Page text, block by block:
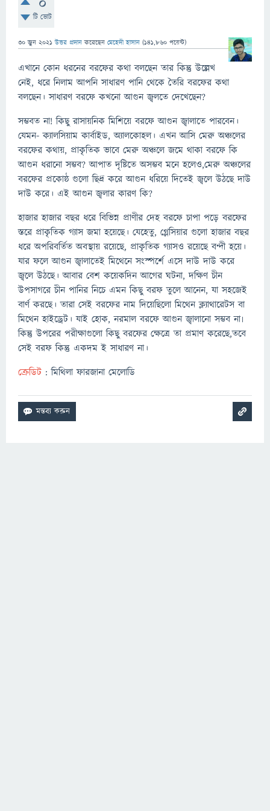
টি ভোট
30 জুন 2021 উত্তর প্রদান করেছেন মেহেদী হাসান (141,860 পয়েন্ট)
এখানে কোন ধরনের বরফের কথা বলছেন তার কিন্তু উল্লেখ
নেই, ধরে নিলাম আপনি সাধারণ পানি থেকে তৈরি বরফের কথা
বলছেন। সাধারণ বরফে কখনো আগুন জ্বলতে দেখেছেন?
সম্ভবত না! কিছু রাসায়নিক মিশিয়ে বরফে আগুন জ্বালাতে পারবেন।
যেমন- ক্যালসিয়াম কার্বাইড, অ্যালকোহল। এখন আসি মেরু অঞ্চলের
বরফের কথায়, প্রাকৃতিক ভাবে মেরু অঞ্চলে জমে থাকা বরফে কি
আগুন ধরানো সম্ভব? আপাত দৃষ্টিতে অসম্ভব মনে হলেও,মেরু অঞ্চলের
বরফের প্রকোষ্ঠ গুলো ছিদ্র করে আগুন ধরিয়ে দিতেই জ্বলে উঠছে দাউ
দাউ করে। এই আগুন জ্বলার কারণ কি?
হাজার হাজার বছর ধরে বিভিন্ন প্রাণীর দেহ বরফে চাপা পড়ে বরফের
স্তরে প্রাকৃতিক গ্যাস জমা হয়েছে। যেহেতু, গ্লেসিয়ার গুলো হাজার বছর
ধরে অপরিবর্তিত অবস্থায় রয়েছে, প্রাকৃতিক গ্যাসও রয়েছে বন্দী হয়ে।
যার ফলে আগুন জ্বালাতেই মিথেনে সংস্পর্শে এসে দাউ দাউ করে
জ্বলে উঠছে। আবার বেশ কয়েকদিন আগের ঘটনা, দক্ষিণ চীন
উপসাগরে চীন পানির নিচে এমন কিছু বরফ তুলে আনেন, যা সহজেই
বার্ণ করছে। তারা সেই বরফের নাম দিয়েছিলো মিথেন ক্ল্যাথারেটস বা
মিথেন হাইড্রেট। যাই হোক, নরমাল বরফে আগুন জ্বালানো সম্ভব না৷
কিন্তু উপরের পরীক্ষাগুলো কিছু বরফের ক্ষেত্রে তা প্রমাণ করেছে,তবে
সেই বরফ কিন্তু একদম ই সাধারণ না।
ক্রেডিট : মিথিলা ফারজানা মেলোডি